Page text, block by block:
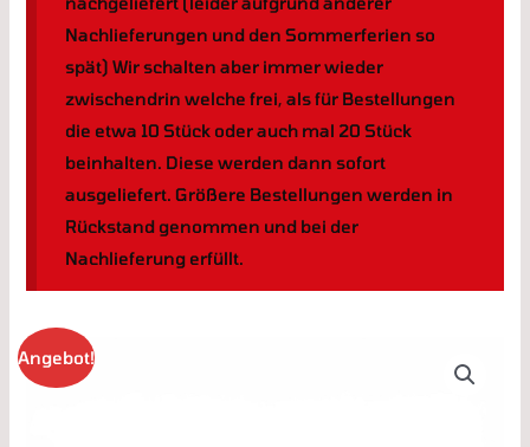
Nachlieferungen und den Sommerferien so
spät) Wir schalten aber immer wieder
zwischendrin welche frei, als für Bestellungen
die etwa 10 Stück oder auch mal 20 Stück
beinhalten. Diese werden dann sofort
ausgeliefert. Größere Bestellungen werden in
Rückstand genommen und bei der
Nachlieferung erfüllt.
Angebot!
Pokemon
Center